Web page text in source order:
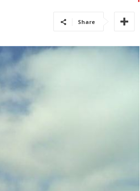
Share